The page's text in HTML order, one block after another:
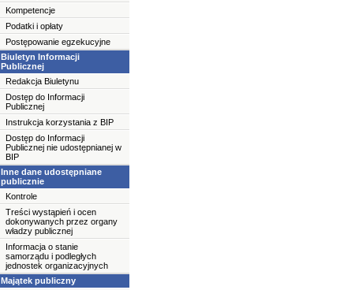
Kompetencje
Podatki i opłaty
Postępowanie egzekucyjne
Biuletyn Informacji
Publicznej
Redakcja Biuletynu
Dostęp do Informacji
Publicznej
Instrukcja korzystania z BIP
Dostęp do Informacji
Publicznej nie udostępnianej w
BIP
Inne dane udostępniane
publicznie
Kontrole
Treści wystąpień i ocen
dokonywanych przez organy
władzy publicznej
Informacja o stanie
samorządu i podległych
jednostek organizacyjnych
Majątek publiczny